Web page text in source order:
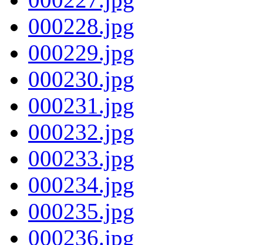
000228.jpg
000229.jpg
000230.jpg
000231.jpg
000232.jpg
000233.jpg
000234.jpg
000235.jpg
000236.jpg